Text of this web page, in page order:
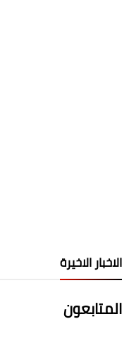
الاخبار الاخيرة
المتابعون